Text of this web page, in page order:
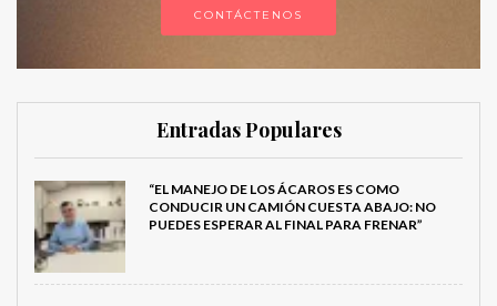
CONTÁCTENOS
Entradas Populares
“EL MANEJO DE LOS ÁCAROS ES COMO
CONDUCIR UN CAMIÓN CUESTA ABAJO: NO
PUEDES ESPERAR AL FINAL PARA FRENAR”